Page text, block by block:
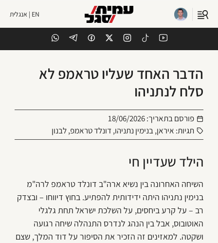
EN | אנגלית
הדבר האחד שעליו טראמפ לא
סלח לנתניהו
פורסם בתאריך:18/06/2026
תגיות: איראן,בנימין נתניהו, דונלד טראמפ,לבנון
הילד שעדיין חי
השיחה האחרונה בין נשיא ארה"ב דונלד טראמפ לרה"מ
בנימין נתניהו היתה ידידותית להפתיע. בחוץ דיווחו – ובצדק
רב – על קרע ביחסים, על השלכת ישראל תחת גלגלי
האוטובוס, אבל בין הנהג לנדרס התנהלה שיחה רגועה
ושקטה. למאזינים זה הזכיר את הסיפור על דוד המלך, שצם